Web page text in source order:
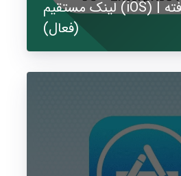
لینک مستقیم (iOS) | ماهانه | پیشرفته
(فعال)